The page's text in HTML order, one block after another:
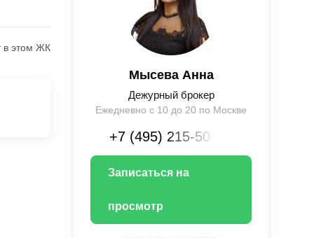
в этом ЖК
Мысева Анна
Дежурный брокер
Ежедневно с 10 до 20 по Москве
+7 (495) 215-50-XX
Записаться на
просмотр